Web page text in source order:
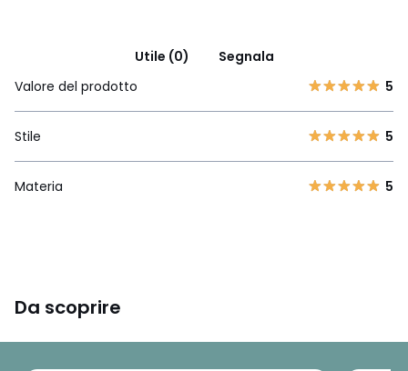
Utile (0)
Segnala
Valore del prodotto
5
Stile 5
Materia 5
Da scoprire